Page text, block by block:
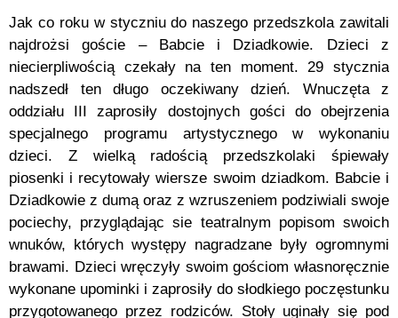
Jak co roku w styczniu do naszego przedszkola zawitali
najdrożsi goście – Babcie i Dziadkowie. Dzieci z
niecierpliwością czekały na ten moment. 29 stycznia
nadszedł ten długo oczekiwany dzień. Wnuczęta z
oddziału III zaprosiły dostojnych gości do obejrzenia
specjalnego programu artystycznego w wykonaniu
dzieci. Z wielką radością przedszkolaki śpiewały
piosenki i recytowały wiersze swoim dziadkom. Babcie i
Dziadkowie z dumą oraz z wzruszeniem podziwiali swoje
pociechy, przyglądając sie teatralnym popisom swoich
wnuków, których występy nagradzane były ogromnymi
brawami. Dzieci wręczyły swoim gościom własnoręcznie
wykonane upominki i zaprosiły do słodkiego poczęstunku
przygotowanego przez rodziców. Stoły uginały się pod